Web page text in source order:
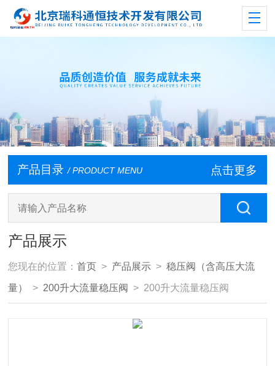
产品目录 / PRODUCT MENU 点击更多
产品展示
您现在的位置：首页 > 产品展示 >稳压阀（含高压大流
量） > 200升大流量稳压阀 > 200升大流量稳压阀